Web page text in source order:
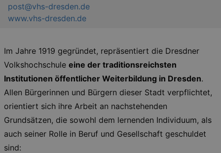
post@vhs-dresden.de
www.vhs-dresden.de
Im Jahre 1919 gegründet, repräsentiert die Dresdner
Volkshochschule eine der traditionsreichsten
Institutionen öffentlicher Weiterbildung in Dresden.
Allen Bürgerinnen und Bürgern dieser Stadt verpflichtet,
orientiert sich ihre Arbeit an nachstehenden
Grundsätzen, die sowohl dem lernenden Individuum, als
auch seiner Rolle in Beruf und Gesellschaft geschuldet
sind: